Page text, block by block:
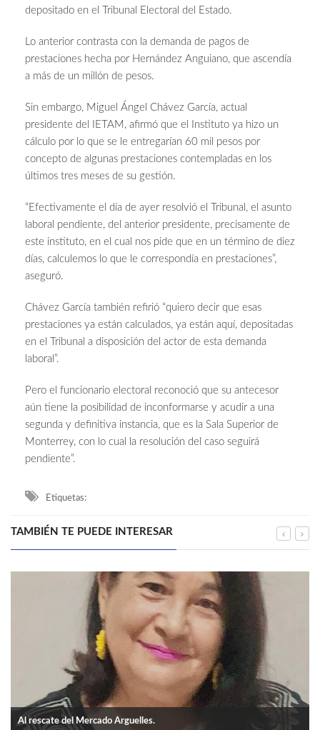
depositado en el Tribunal Electoral del Estado.
Lo anterior contrasta con la demanda de pagos de
prestaciones hecha por Hernández Anguiano, que ascendía
a más de un millón de pesos.
Sin embargo, Miguel Ángel Chávez García, actual
presidente del IETAM, afirmó que el Instituto ya hizo un
cálculo por lo que se le entregarían 60 mil pesos por
concepto de algunas prestaciones contempladas en los
últimos tres meses de su gestión.
“Efectivamente el día de ayer resolvió el Tribunal, el asunto
laboral pendiente, del anterior presidente, precisamente de
este instituto, en el cual nos pide que en un término de diez
días, calculemos lo que le correspondía en prestaciones”,
aseguró.
Chávez García también refirió “quiero decir que esas
prestaciones ya están calculados, ya están aquí, depositadas
en el Tribunal a disposición del actor de esta demanda
laboral”.
Pero el funcionario electoral reconoció que su antecesor
aún tiene la posibilidad de inconformarse y acudir a una
segunda y definitiva instancia, que es la Sala Superior de
Monterrey, con lo cual la resolución del caso seguirá
pendiente”.
Etiquetas:
TAMBIÉN TE PUEDE INTERESAR
Al rescate del Mercado Arguelles.